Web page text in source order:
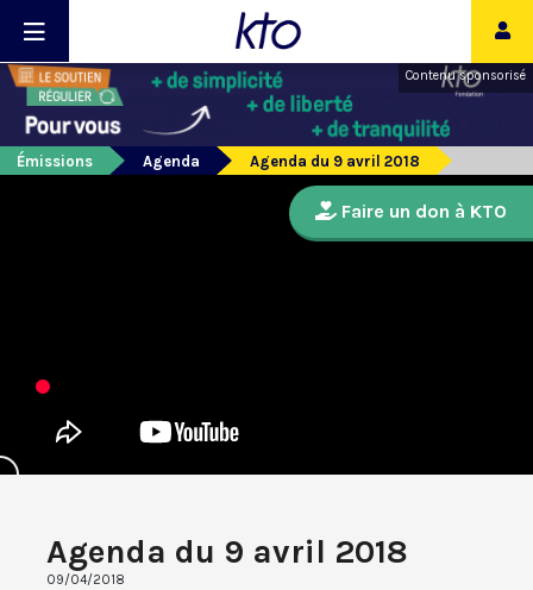
Contenu sponsorisé
Émissions Agenda Agenda du 9 avril 2018
Agenda du 9 avril 2018
09/04/2018
Faire un don à KTO